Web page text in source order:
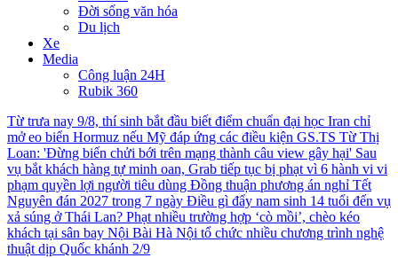
Đời sống văn hóa
Du lịch
Xe
Media
Công luận 24H
Rubik 360
Từ trưa nay 9/8, thí sinh bắt đầu biết điểm chuẩn đại học Iran chỉ
mở eo biển Hormuz nếu Mỹ đáp ứng các điều kiện GS.TS Từ Thị
Loan: 'Đừng biến chửi bới trên mạng thành câu view gây hại' Sau
vụ bắt khách hàng tự minh oan, Grab tiếp tục bị phạt vì 6 hành vi vi
phạm quyền lợi người tiêu dùng Đồng thuận phương án nghỉ Tết
Nguyên đán 2027 trong 7 ngày Điều gì đẩy nam sinh 14 tuổi đến vụ
xả súng ở Thái Lan? Phạt nhiều trường hợp ‘cò mồi’, chèo kéo
khách tại sân bay Nội Bài Hà Nội tổ chức nhiều chương trình nghệ
thuật dịp Quốc khánh 2/9